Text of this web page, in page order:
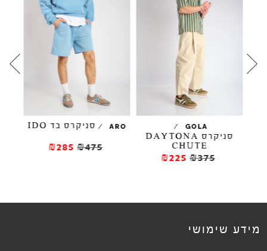
GOLA
/
סניקרס DAYTONA
CHUTE
₪375
₪225
ARO
/ סניקרס בד IDO
₪475
₪285
מידע שימושי